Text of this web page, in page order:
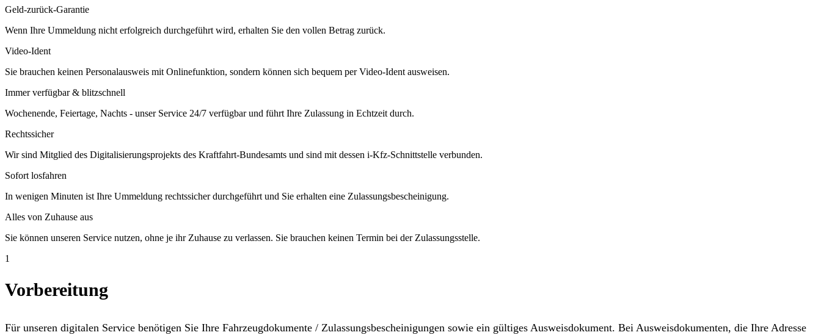
Geld-zurück-Garantie
Wenn Ihre Ummeldung nicht erfolgreich durchgeführt wird, erhalten Sie den vollen Betrag zurück.
Video-Ident
Sie brauchen keinen Personalausweis mit Onlinefunktion, sondern können sich bequem per Video-Ident ausweisen.
Immer verfügbar & blitzschnell
Wochenende, Feiertage, Nachts - unser Service 24/7 verfügbar und führt Ihre Zulassung in Echtzeit durch.
Rechtssicher
Wir sind Mitglied des Digitalisierungsprojekts des Kraftfahrt-Bundesamts und sind mit dessen i-Kfz-Schnittstelle verbunden.
Sofort losfahren
In wenigen Minuten ist Ihre Ummeldung rechtssicher durchgeführt und Sie erhalten eine Zulassungsbescheinigung.
Alles von Zuhause aus
Sie können unseren Service nutzen, ohne je ihr Zuhause zu verlassen. Sie brauchen keinen Termin bei der Zulassungsstelle.
1
Vorbereitung
Für unseren digitalen Service benötigen Sie Ihre Fahrzeugdokumente / Zulassungsbescheinigungen sowie ein gültiges Ausweisdokument. Bei Ausweisdokumenten, die Ihre Adresse